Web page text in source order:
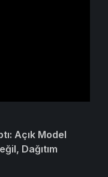
Açık Model
Dağıtım